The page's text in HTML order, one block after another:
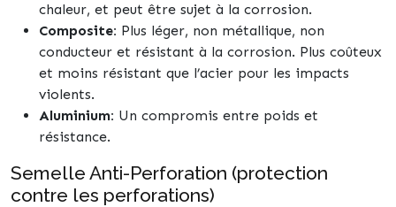
chaleur, et peut être sujet à la corrosion.
Composite: Plus léger, non métallique, non
conducteur et résistant à la corrosion. Plus coûteux
et moins résistant que l’acier pour les impacts
violents.
Aluminium: Un compromis entre poids et
résistance.
Semelle Anti-Perforation (protection
contre les perforations)